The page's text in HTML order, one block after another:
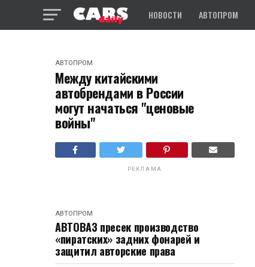
НОВОСТИ АВТОПРОМ
АВТОПРОМ
Между китайскими
автобрендами в России
могут начаться "ценовые
войны"
РЕКЛАМА
АВТОПРОМ
АВТОВАЗ пресек производство
«пиратских» задних фонарей и
защитил авторские права